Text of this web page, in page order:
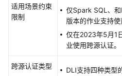
作
适用场景约束
限制
仅Spark SQL、
版本的作业支持使
仅在2023年5月1
业使用跨源认证。
跨源认证类型
DLI支持四种类型